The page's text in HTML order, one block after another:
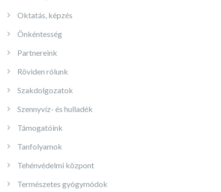
Oktatás, képzés
Önkéntesség
Partnereink
Röviden rólunk
Szakdolgozatok
Szennyvíz- és hulladék
Támogatóink
Tanfolyamok
Tehénvédelmi központ
Természetes gyógymódok